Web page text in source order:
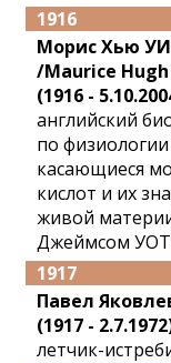
1916
Морис Хью
/Maurice Hugh
(1916 -
английский
по
касающиеся
кислот и их
живой
Джеймсом
1917
Павел
(1917 -
летчик-